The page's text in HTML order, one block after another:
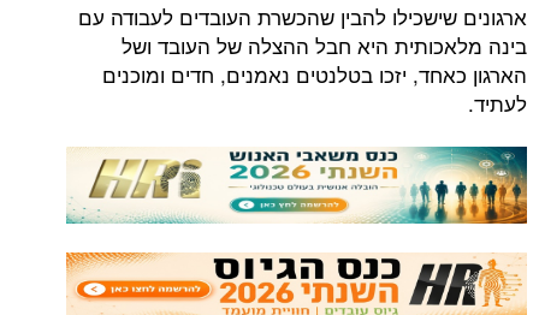
ארגונים שישכילו להבין שהכשרת העובדים לעבודה עם
בינה מלאכותית היא חבל ההצלה של העובד ושל
הארגון כאחד, יזכו בטלנטים נאמנים, חדים ומוכנים
לעתיד.